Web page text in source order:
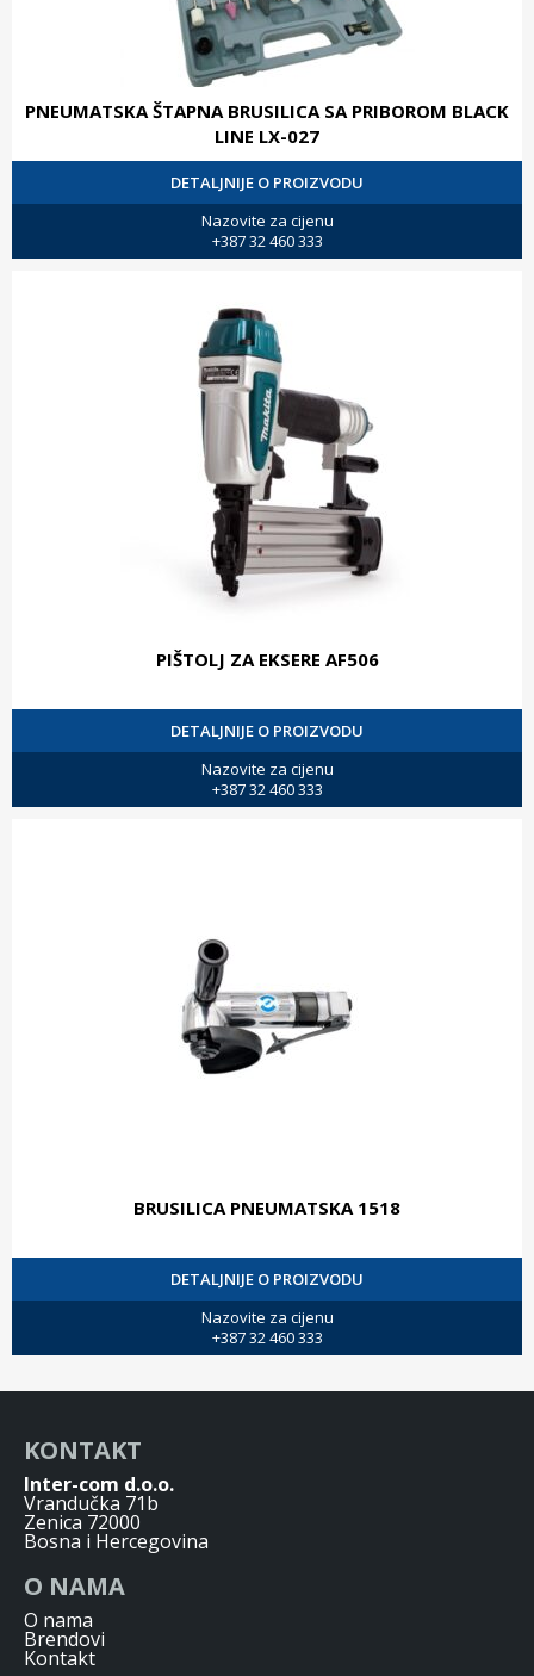
PNEUMATSKA ŠTAPNA BRUSILICA SA PRIBOROM BLACK
LINE LX-027
DETALJNIJE O PROIZVODU
Nazovite za cijenu
+387 32 460 333
PIŠTOLJ ZA EKSERE AF506
DETALJNIJE O PROIZVODU
Nazovite za cijenu
+387 32 460 333
BRUSILICA PNEUMATSKA 1518
DETALJNIJE O PROIZVODU
Nazovite za cijenu
+387 32 460 333
KONTAKT
Inter-com d.o.o.
Vrandučka 71b
Zenica 72000
Bosna i Hercegovina
O NAMA
O nama
Brendovi
Kontakt